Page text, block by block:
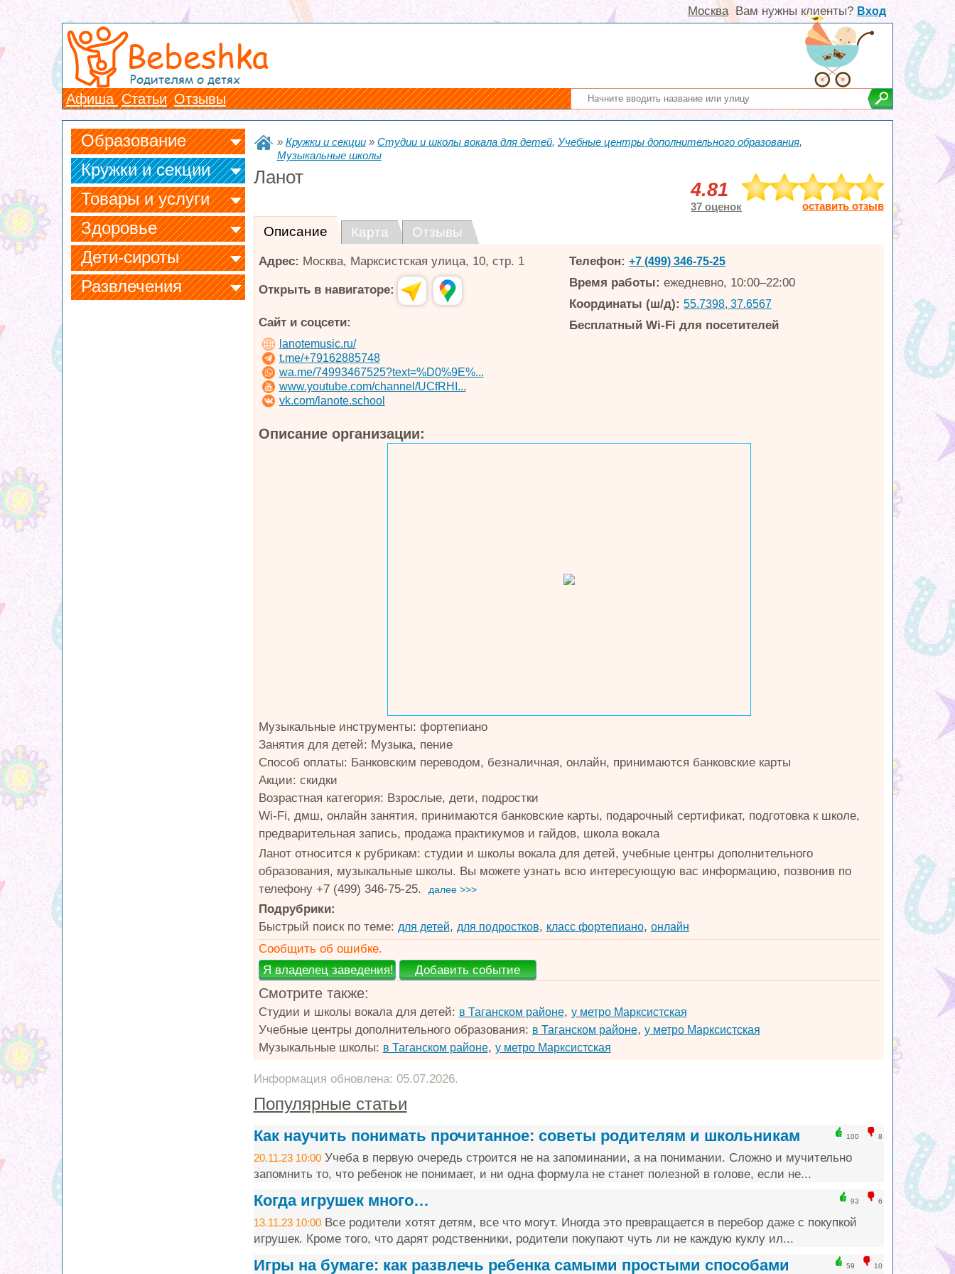
Вам нужны клиенты? Вход
Москва
Bebeshka
Родителям о детях
Афиша Статьи Отзывы
Образование
Кружки и секции
Товары и услуги
Здоровье
Дети-сироты
Развлечения
» Кружки и секции» Студии и школы вокала для детей, Учебные центры дополнительного образования,
Музыкальные школы
Ланот
4.81
37 оценок оставить отзыв
Описание Карта Отзывы
Адрес: Москва, Марксистская улица, 10, стр. 1
Открыть в навигаторе:
Сайт и соцсети:
lanotemusic.ru/
t.me/+79162885748
wa.me/74993467525?text=%D0%9E%...
www.youtube.com/channel/UCfRHI...
vk.com/lanote.school
Телефон: +7 (499) 346-75-25
Время работы: ежедневно, 10:00–22:00
Координаты (ш/д): 55.7398, 37.6567
Бесплатный Wi-Fi для посетителей
Описание организации:
Музыкальные инструменты: фортепиано
Занятия для детей: Музыка, пение
Способ оплаты: Банковским переводом, безналичная, онлайн, принимаются банковские карты
Акции: скидки
Возрастная категория: Взрослые, дети, подростки
Wi-Fi, дмш, онлайн занятия, принимаются банковские карты, подарочный сертификат, подготовка к школе,
предварительная запись, продажа практикумов и гайдов, школа вокала
Ланот относится к рубрикам: студии и школы вокала для детей, учебные центры дополнительного
образования, музыкальные школы. Вы можете узнать всю интересующую вас информацию, позвонив по
телефону +7 (499) 346-75-25.
далее >>>
Подрубрики:
Быстрый поиск по теме: для детей, для подростков, класс фортепиано, онлайн
Сообщить об ошибке.
Смотрите также:
Студии и школы вокала для детей: в Таганском районе, у метро Марксистская
Учебные центры дополнительного образования: в Таганском районе, у метро Марксистская
Музыкальные школы: в Таганском районе, у метро Марксистская
Информация обновлена: 05.07.2026.
Популярные статьи
100 8
Как научить понимать прочитанное: советы родителям и школьникам
20.11.23 10:00Учеба в первую очередь строится не на запоминании, а на понимании. Сложно и мучительно
запомнить то, что ребенок не понимает, и ни одна формула не станет полезной в голове, если не...
93 6
Когда игрушек много…
13.11.23 10:00Все родители хотят детям, все что могут. Иногда это превращается в перебор даже с покупкой
игрушек. Кроме того, что дарят родственники, родители покупают чуть ли не каждую куклу ил...
59 10
Игры на бумаге: как развлечь ребенка самыми простыми способами